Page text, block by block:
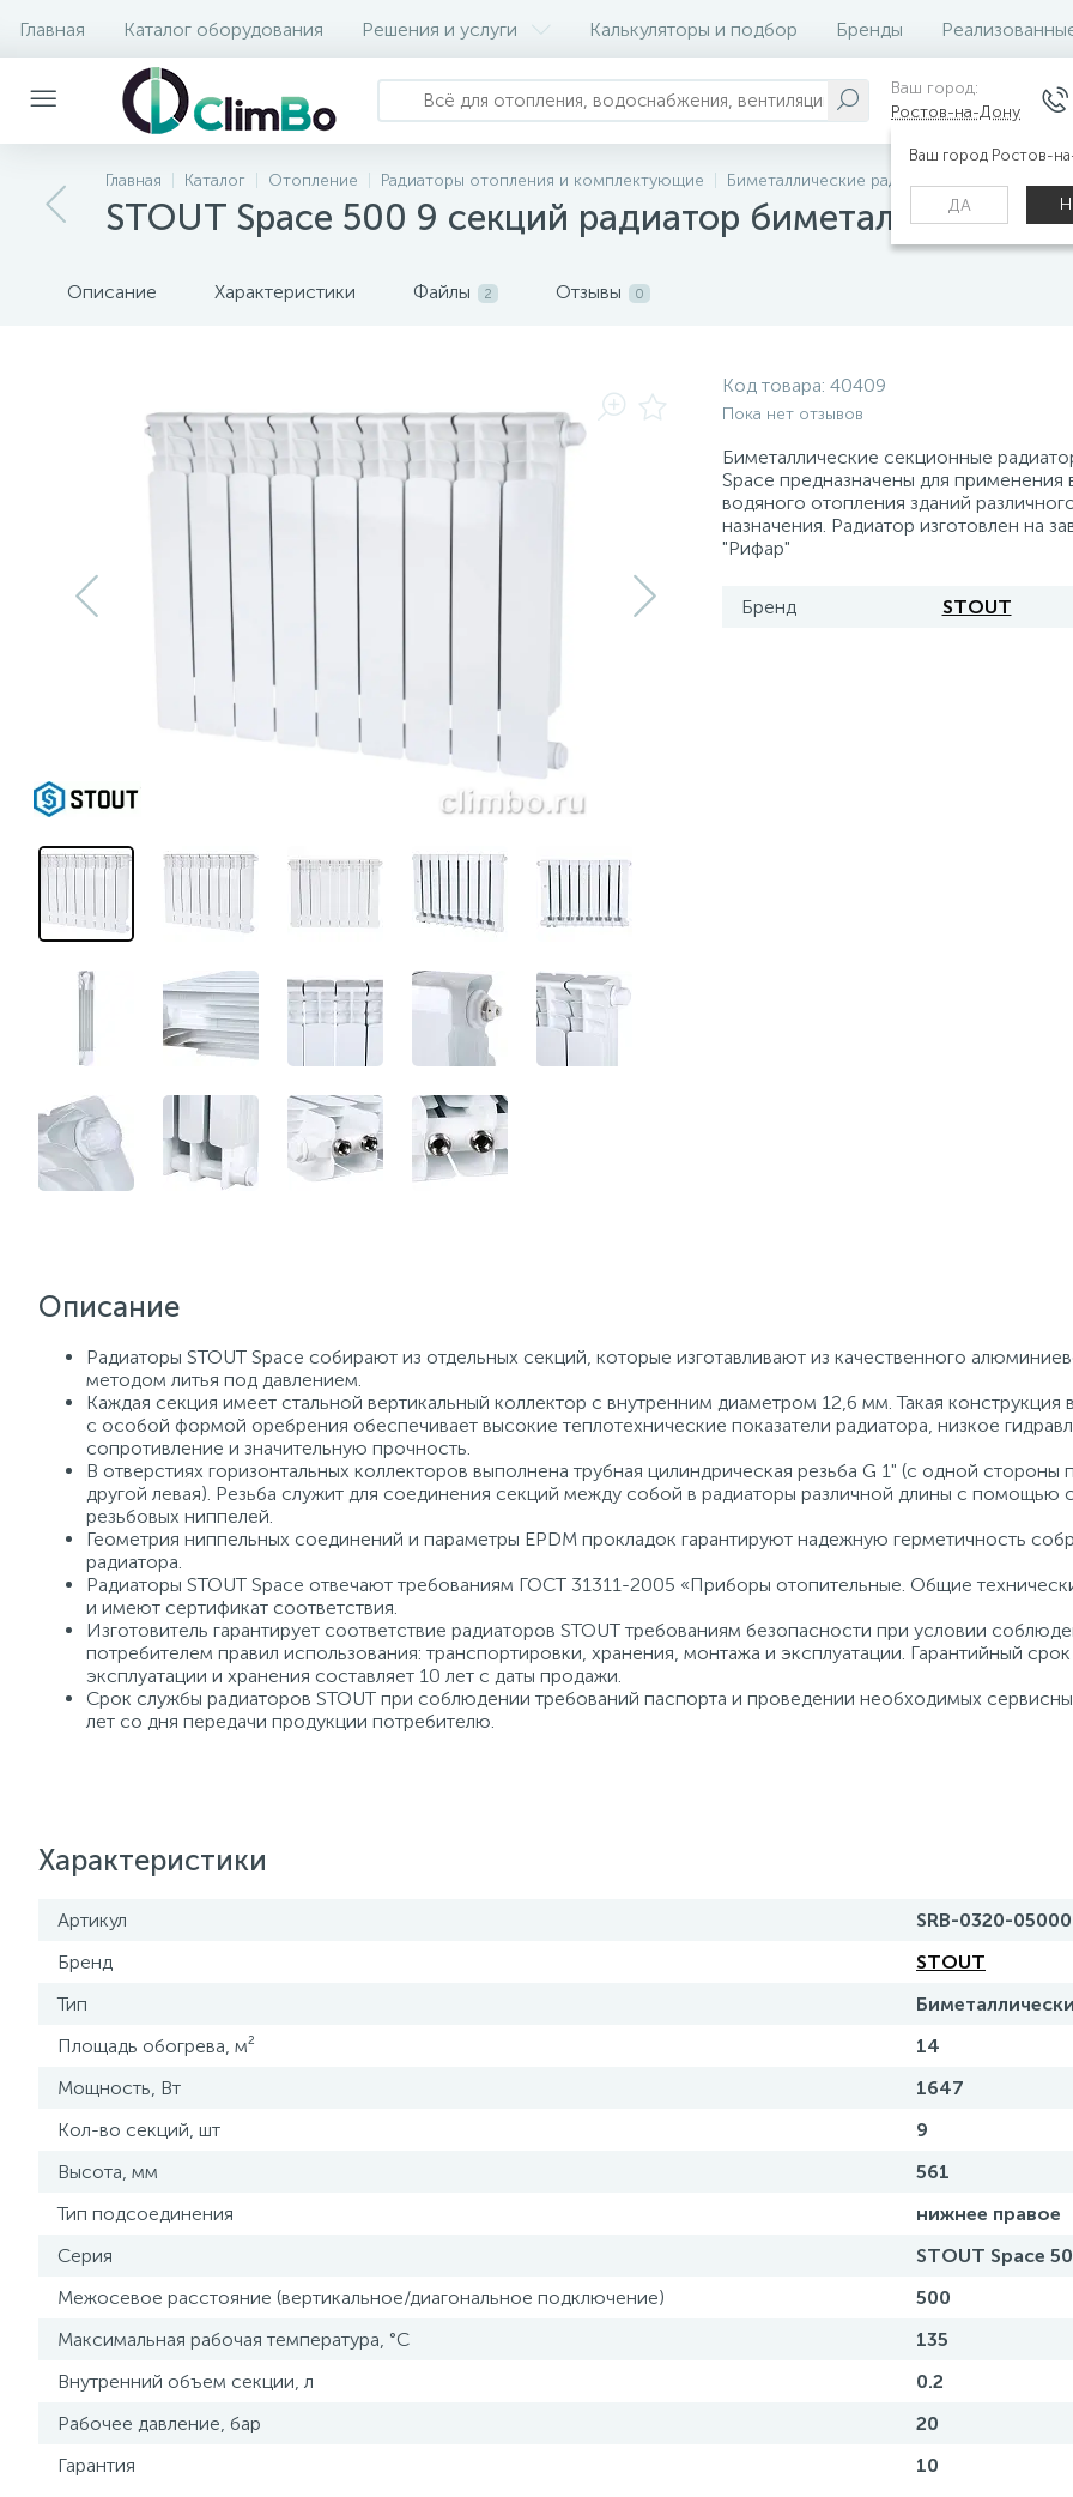
Главная Каталог оборудования Решения и услуги Калькуляторы и подбор Бренды
Ваш город:
Ростов-на-Дону
Ваш город Ростов-
ДА
Главная Каталог Отопление Радиаторы отопления и комплектующие Биметаллические радиаторы (батареи
STOUT Space 500 9 секций радиатор
Описание Характеристики Файлы 2 Отзывы 0
Код товара: 40409
Пока нет отзывов
Биметаллические секционные
Space предназначены для применения
водяного отопления зданий
назначения. Радиатор изготовлен на
"Рифар"
Бренд STOUT
Описание
Радиаторы STOUT Space собирают из отдельных секций, которые изготавливают из качественного
методом литья под давлением.
Каждая секция имеет стальной вертикальный коллектор с внутренним диаметром 12,6 мм. Такая конструкция
с особой формой оребрения обеспечивает высокие теплотехнические показатели радиатора, низкое
сопротивление и значительную прочность.
В отверстиях горизонтальных коллекторов выполнена трубная цилиндрическая резьба G 1" (с одной стороны
другой левая). Резьба служит для соединения секций между собой в радиаторы различной длины с помощью
резьбовых ниппелей.
Геометрия ниппельных соединений и параметры EPDM прокладок гарантируют надежную герметичность
радиатора.
Радиаторы STOUT Space отвечают требованиям ГОСТ 31311-2005 «Приборы отопительные. Общие
и имеют сертификат соответствия.
Изготовитель гарантирует соответствие радиаторов STOUT требованиям безопасности при условии
потребителем правил использования: транспортировки, хранения, монтажа и эксплуатации. Гарантийный срок
эксплуатации и хранения составляет 10 лет с даты продажи.
Срок службы радиаторов STOUT при соблюдении требований паспорта и проведении необходимых
лет со дня передачи продукции потребителю.
Характеристики
Артикул
SRB-0320-
Бренд
STOUT
Тип
Площадь обогрева, м²
14
Мощность, Вт
1647
Кол-во секций, шт
9
Высота, мм
561
Тип подсоединения
нижнее правое
Серия
STOUT Space
Межосевое расстояние (вертикальное/диагональное подключение)
500
Максимальная рабочая температура, °С
135
Внутренний объем секции, л
0.2
Рабочее давление, бар
20
Гарантия
10